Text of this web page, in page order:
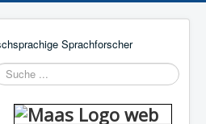
Suchen